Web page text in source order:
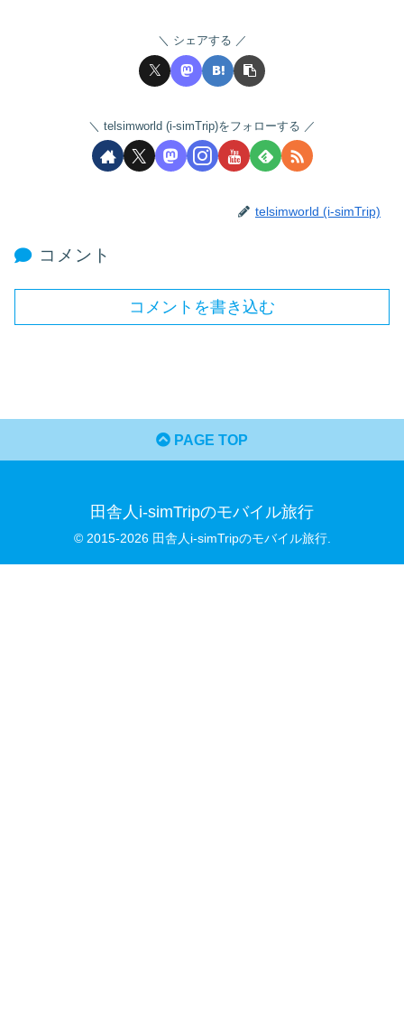
シェアする
telsimworld (i-simTrip)をフォローする
telsimworld (i-simTrip)
コメント
コメントを書き込む
PAGE TOP
田舎人i-simTripのモバイル旅行
© 2015-2026 田舎人i-simTripのモバイル旅行.